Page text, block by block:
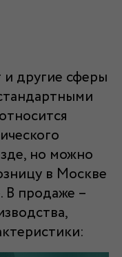
другие сферы
но можно
в Москве
В продаже –